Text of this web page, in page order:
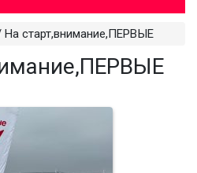
На старт,внимание,ПЕРВЫЕ